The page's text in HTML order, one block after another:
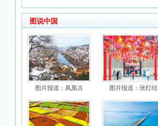
图说中国
图片报道：凤凰古 图片报道：张灯结